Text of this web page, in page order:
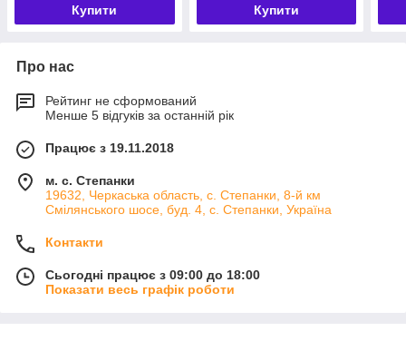
Купити Купити
Про нас
Рейтинг не сформований
Менше 5 відгуків за останній рік
Працює з 19.11.2018
м. с. Степанки
19632, Черкаська область, с. Степанки, 8-й км
Смілянського шосе, буд. 4, с. Степанки, Україна
Контакти
Сьогодні працює з 09:00 до 18:00
Показати весь графік роботи